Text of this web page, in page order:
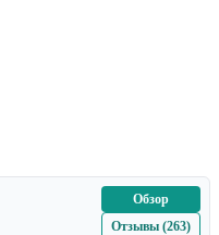
Обзор
Отзывы (263)